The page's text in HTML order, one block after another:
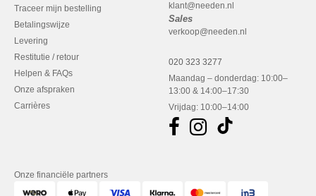
Traceer mijn bestelling
Betalingswijze
Levering
Restitutie / retour
Helpen & FAQs
Onze afspraken
Carrières
klant@needen.nl
Sales
verkoop@needen.nl
020 323 3277
Maandag – donderdag: 10:00–
13:00 & 14:00–17:30
Vrijdag: 10:00–14:00
Onze financiële partners